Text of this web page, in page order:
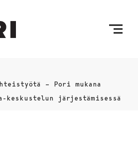
– Pori mukana
keskustelun järjestämisessä